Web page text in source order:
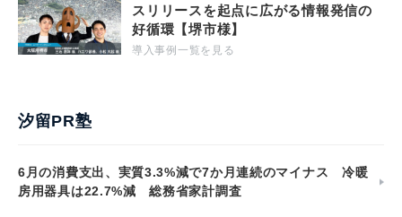
スリリースを起点に広がる情報発信の
好循環【堺市様】
導入事例一覧を見る
汐留PR塾
6月の消費支出、実質3.3%減で7か月連続のマイナス 冷暖
房用器具は22.7%減 総務省家計調査